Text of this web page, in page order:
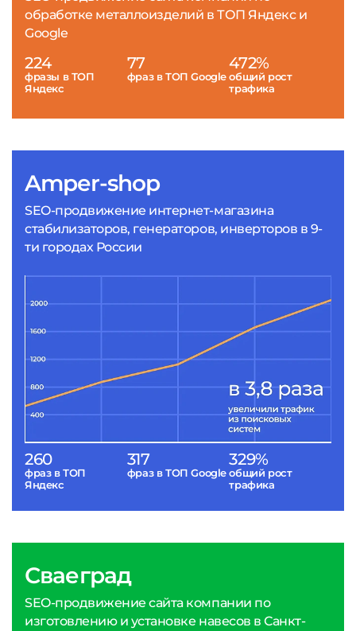
Amper-shop
SEO-продвижение интернет-магазина
стабилизаторов, генераторов, инверторов в 9-
ти городах России
260
фраз в ТОП
Яндекс
317
фраз в ТОП Google
329%
общий рост
трафика
обработке металлоизделий в ТОП Яндекс и
Google
224
фразы в ТОП
Яндекс
77
фраз в ТОП Google
472%
общий рост
трафика
Сваеград
SEO-продвижение сайта компании по
изготовлению и установке навесов в Санкт-